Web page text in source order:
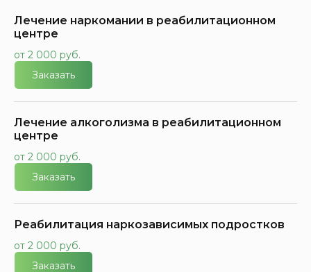
Лечение наркомании в реабилитационном
центре
от 2 000 руб.
Заказать
Лечение алкоголизма в реабилитационном
центре
от 2 000 руб.
Заказать
Реабилитация наркозависимых подростков
от 2 000 руб.
Заказать